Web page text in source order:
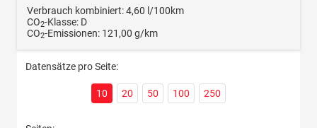
Verbrauch kombiniert:4,60 l/100km
CO2-Klasse: D
CO2-Emissionen: 121,00 g/km
Datensätze pro Seite:
10 20 50 100 250